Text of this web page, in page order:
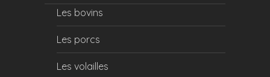
Les bovins
Les porcs
Les volailles